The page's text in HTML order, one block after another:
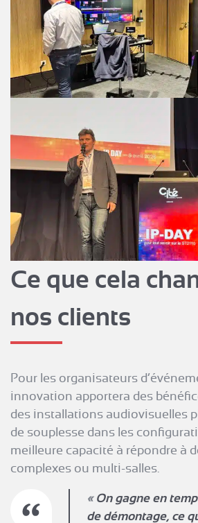
Ce que cela
nos clients
Pour les organisateurs
innovation apportera des
des installations audiovisuelles
de souplesse dans les
meilleure capacité à répondre à
complexes ou multi-salles.
On gagne en
de démontage, ce